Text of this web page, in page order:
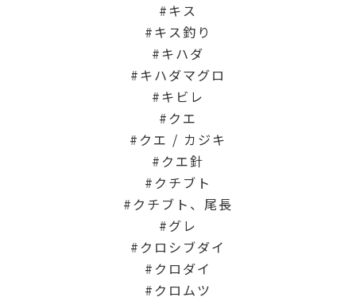
キス
キス釣り
キハダ
キハダマグロ
キビレ
クエ
クエ / カジキ
クエ針
クチブト
クチブト、尾長
グレ
クロシブダイ
クロダイ
クロムツ